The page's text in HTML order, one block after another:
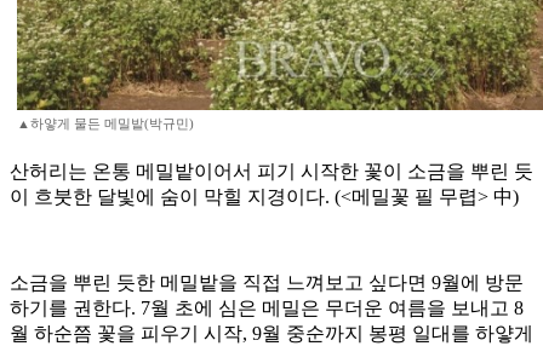
▲하얗게 물든 메밀밭(박규민)
산허리는 온통 메밀밭이어서 피기 시작한 꽃이 소금을 뿌린 듯
이 흐붓한 달빛에 숨이 막힐 지경이다. (<메밀꽃 필 무렵> 中)
소금을 뿌린 듯한 메밀밭을 직접 느껴보고 싶다면 9월에 방문
하기를 권한다. 7월 초에 심은 메밀은 무더운 여름을 보내고 8
월 하순쯤 꽃을 피우기 시작, 9월 중순까지 봉평 일대를 하얗게